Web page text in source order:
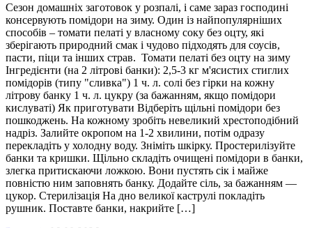
Сезон домашніх заготовок у розпалі, і саме зараз господині
консервують помідори на зиму. Один із найпопулярніших
способів – томати пелаті у власному соку без оцту, які
зберігають природний смак і чудово підходять для соусів,
пасти, піци та інших страв. Томати пелаті без оцту на зиму
Інгредієнти (на 2 літрові банки): 2,5-3 кг м'ясистих стиглих
помідорів (типу "сливка") 1 ч. л. солі без гірки на кожну
літрову банку 1 ч. л. цукру (за бажанням, якщо помідори
кислуваті) Як приготувати Відберіть щільні помідори без
пошкоджень. На кожному зробіть невеликий хрестоподібний
надріз. Залийте окропом на 1-2 хвилини, потім одразу
перекладіть у холодну воду. Зніміть шкірку. Простерилізуйте
банки та кришки. Щільно складіть очищені помідори в банки,
злегка притискаючи ложкою. Вони пустять сік і майже
повністю ним заповнять банку. Додайте сіль, за бажанням —
цукор. Стерилізація На дно великої каструлі покладіть
рушник. Поставте банки, накрийте […]